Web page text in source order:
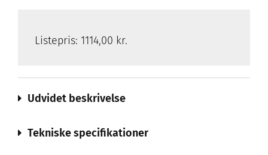
Listepris: 1114,00 kr.
Udvidet beskrivelse
Tekniske specifikationer